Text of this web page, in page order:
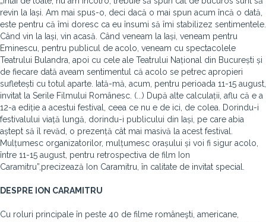
revin la Iași. Am mai spus-o, deci dacă o mai spun acum încă o dată,
este pentru că îmi doresc ca eu însumi să îmi stabilizez sentimentele.
Când vin la Iași, vin acasă. Când veneam la Iași, veneam pentru
Eminescu, pentru publicul de acolo, veneam cu spectacolele
Teatrului Bulandra, apoi cu cele ale Teatrului Național din București și
de fiecare dată aveam sentimentul că acolo se petrec apropieri
sufletești cu totul aparte. Iată-mă, acum, pentru perioada 11-15 august,
invitat la Serile Filmului Românesc. (...) După alte calculații, aflu că e a
12-a ediție a acestui festival, ceea ce nu e de ici, de colea. Dorindu-i
festivalului viață lungă, dorindu-i publicului din Iași, pe care abia
aștept să îl revăd, o prezență cât mai masivă la acest festival.
Mulțumesc organizatorilor, mulțumesc orașului și voi fi sigur acolo,
între 11-15 august, pentru retrospectiva de film Ion
Caramitru”, precizează Ion Caramitru, în calitate de invitat special.
DESPRE ION CARAMITRU
Cu roluri principale în peste 40 de filme româneşti, americane,